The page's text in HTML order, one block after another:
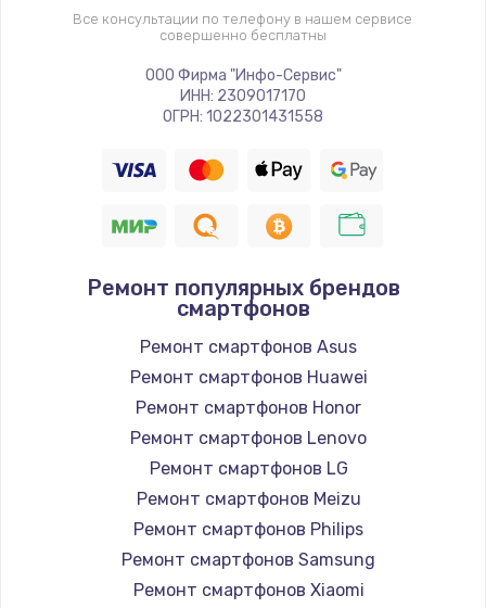
Все консультации по телефону в нашем сервисе
совершенно бесплатны
ООО Фирма "Инфо-Сервис"
ИНН: 2309017170
ОГРН: 1022301431558
Ремонт популярных брендов
смартфонов
Ремонт смартфонов Asus
Ремонт смартфонов Huawei
Ремонт смартфонов Honor
Ремонт смартфонов Lenovo
Ремонт смартфонов LG
Ремонт смартфонов Meizu
Ремонт смартфонов Philips
Ремонт смартфонов Samsung
Ремонт смартфонов Xiaomi